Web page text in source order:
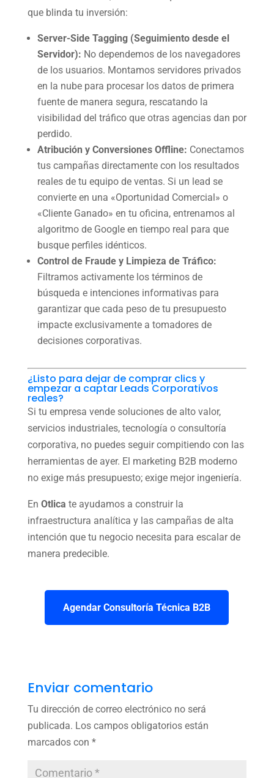
que blinda tu inversión:
Server-Side Tagging (Seguimiento desde el
Servidor): No dependemos de los navegadores
de los usuarios. Montamos servidores privados
en la nube para procesar los datos de primera
fuente de manera segura, rescatando la
visibilidad del tráfico que otras agencias dan por
perdido.
Atribución y Conversiones Offline: Conectamos
tus campañas directamente con los resultados
reales de tu equipo de ventas. Si un lead se
convierte en una «Oportunidad Comercial» o
«Cliente Ganado» en tu oficina, entrenamos al
algoritmo de Google en tiempo real para que
busque perfiles idénticos.
Control de Fraude y Limpieza de Tráfico:
Filtramos activamente los términos de
búsqueda e intenciones informativas para
garantizar que cada peso de tu presupuesto
impacte exclusivamente a tomadores de
decisiones corporativas.
¿Listo para dejar de comprar clics y
empezar a captar Leads Corporativos
reales?
Si tu empresa vende soluciones de alto valor,
servicios industriales, tecnología o consultoría
corporativa, no puedes seguir compitiendo con las
herramientas de ayer. El marketing B2B moderno
no exige más presupuesto; exige mejor ingeniería.
En Otlica te ayudamos a construir la
infraestructura analítica y las campañas de alta
intención que tu negocio necesita para escalar de
manera predecible.
Agendar Consultoría Técnica B2B
Enviar comentario
Tu dirección de correo electrónico no será
publicada. Los campos obligatorios están
marcados con *